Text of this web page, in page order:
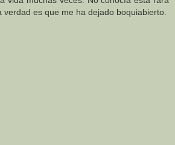
verdad es que me ha dejado boquiabierto.